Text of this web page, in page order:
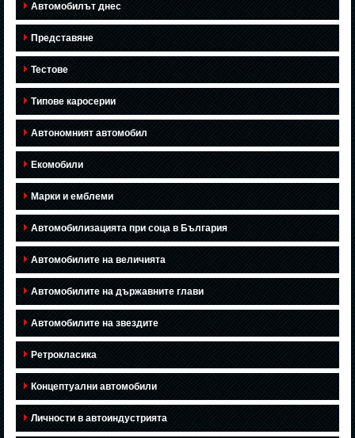
Автомобилът днес
Представяне
Тестове
Типове каросерии
Автономният автомобил
Екомобили
Марки и емблеми
Автомобилизацията при соца в България
Автомобилите на величията
Автомобилите на държавните глави
Автомобилите на звездите
Ретрокласика
Концептуални автомобили
Личности в автоиндустрията